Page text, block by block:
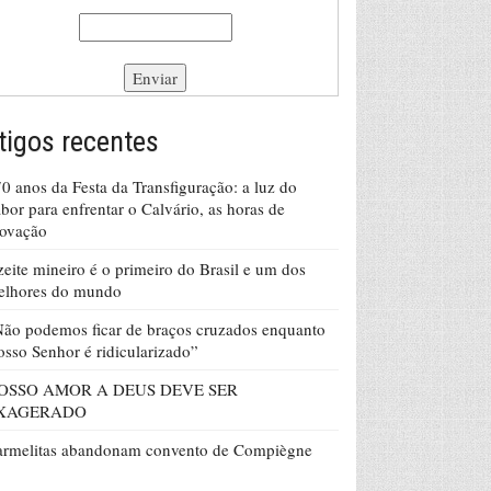
recentes
anos da Festa da Transfiguração: a luz do
para enfrentar o Calvário, as horas de
mineiro é o primeiro do Brasil e um dos
do mundo
podemos ficar de braços cruzados enquanto
Senhor é ridicularizado”
AMOR A DEUS DEVE SER
abandonam convento de Compiègne